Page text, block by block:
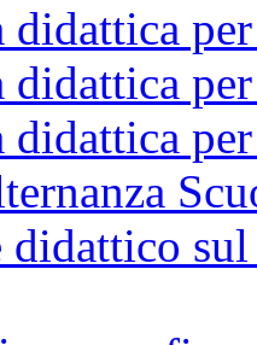
didattica
didattica
didattica
didattico